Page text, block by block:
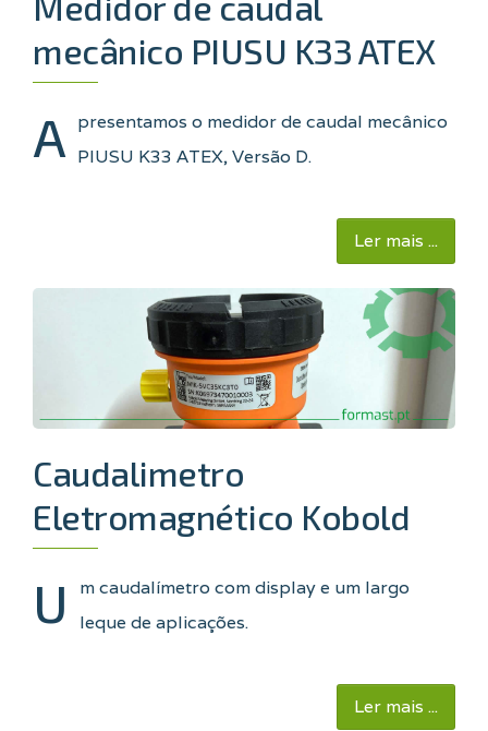
mecânico PIUSU K33 ATEX
A presentamos o medidor de caudal mecânico
PIUSU K33 ATEX, Versão D.
Ler mais ...
Caudalimetro
Eletromagnético Kobold
U
m caudalímetro com display e um largo
leque de aplicações.
Ler mais ...